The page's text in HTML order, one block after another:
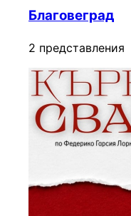
Благовеград
2 представления